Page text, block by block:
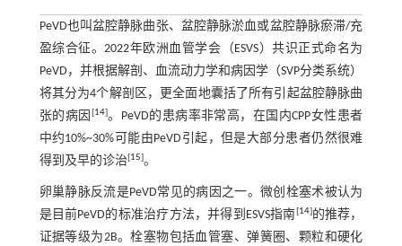
PeVD也叫盆腔静脉曲张、盆腔静脉淤血或盆腔静脉瘀滞/充
盈综合征。2022年欧洲血管学会（ESVS）共识正式命名为
PeVD，并根据解剖、血流动力学和病因学（SVP分类系统）
将其分为4个解剖区，更全面地囊括了所有引起盆腔静脉曲
张的病因 [14]。PeVD的患病率非常高，在国内CPP女性患者
中约10%~30%可能由PeVD引起，但是大部分患者仍然很难
得到及早的诊治[15]。
卵巢静脉反流是PeVD常见的病因之一。微创栓塞术被认为
是目前PeVD的标准治疗方法，并得到ESVS指南 [14]的推荐，
证据等级为2B。栓塞物包括血管塞、弹簧圈、颗粒和硬化